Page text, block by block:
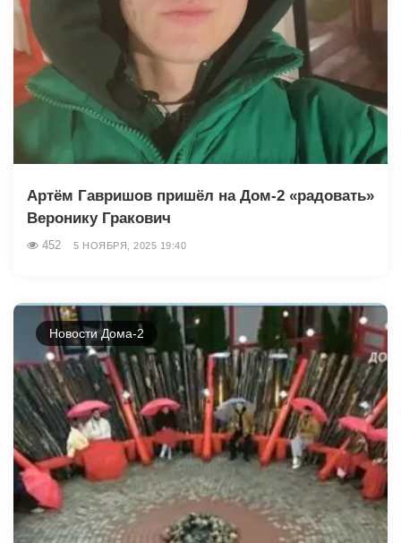
Артём Гавришов пришёл на Дом-2 «радовать»
Веронику Гракович
452 5 НОЯБРЯ, 2025 19:40
Новости Дома-2